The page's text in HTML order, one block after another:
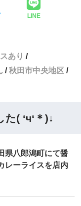
LINE
あり
秋田市中央地区
( ‘ч‘＊)↓
県八郎潟町にて醤
レーライスを店内